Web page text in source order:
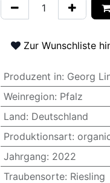
Zur Wunschliste
Produzent in: Georg
Weinregion: Pfalz
Land: Deutschland
Produktionsart:
Jahrgang: 2022
Traubensorte: Riesling